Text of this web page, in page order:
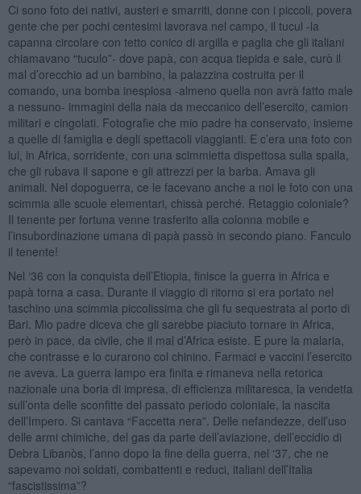
Ci sono foto dei nativi, austeri e smarriti, donne con i piccoli, povera
gente che per pochi centesimi lavorava nel campo, il tucul -la
capanna circolare con tetto conico di argilla e paglia che gli italiani
chiamavano “tuculo”- dove papà, con acqua tiepida e sale, curò il
mal d’orecchio ad un bambino, la palazzina costruita per il
comando, una bomba inesplosa -almeno quella non avrà fatto male
a nessuno- immagini della naia da meccanico dell’esercito, camion
militari e cingolati. Fotografie che mio padre ha conservato, insieme
a quelle di famiglia e degli spettacoli viaggianti. E c’era una foto con
lui, in Africa, sorridente, con una scimmietta dispettosa sulla spalla,
che gli rubava il sapone e gli attrezzi per la barba. Amava gli
animali. Nel dopoguerra, ce le facevano anche a noi le foto con una
scimmia alle scuole elementari, chissà perché. Retaggio coloniale?
Il tenente per fortuna venne trasferito alla colonna mobile e
l’insubordinazione umana di papà passò in secondo piano. Fanculo
il tenente!
Nel ‘36 con la conquista dell’Etiopia, finisce la guerra in Africa e
papà torna a casa. Durante il viaggio di ritorno si era portato nel
taschino una scimmia piccolissima che gli fu sequestrata al porto di
Bari. Mio padre diceva che gli sarebbe piaciuto tornare in Africa,
però in pace, da civile, che il mal d’Africa esiste. E pure la malaria,
che contrasse e lo curarono col chinino. Farmaci e vaccini l’esercito
ne aveva. La guerra lampo era finita e rimaneva nella retorica
nazionale una boria di impresa, di efficienza militaresca, la vendetta
sull’onta delle sconfitte del passato periodo coloniale, la nascita
dell’Impero. Si cantava “Faccetta nera”. Delle nefandezze, dell’uso
delle armi chimiche, del gas da parte dell’aviazione, dell’eccidio di
Debra Libanòs, l’anno dopo la fine della guerra, nel ‘37, che ne
sapevamo noi soldati, combattenti e reduci, italiani dell’Italia
“fascistissima”?